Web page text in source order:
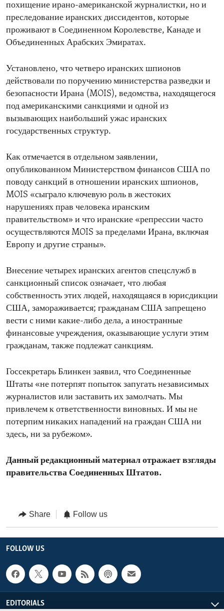
похищение ирано-американской журналистки, но и
преследование иранских диссидентов, которые
проживают в Соединенном Королевстве, Канаде и
Объединенных Арабских Эмиратах.
Установлено, что четверо иранских шпионов
действовали по поручению министерства разведки и
безопасности Ирана (MOIS), ведомства, находящегося
под американскими санкциями и одной из
вызывающих наибольший ужас иранских
государственных структур.
Как отмечается в отдельном заявлении,
опубликованном Министерством финансов США по
поводу санкций в отношении иранских шпионов,
MOIS «сыграло ключевую роль в жестоких
нарушениях прав человека иранским
правительством» и что иранские «репрессии часто
осуществляются MOIS за пределами Ирана, включая
Европу и другие страны».
Внесение четырех иранских агентов спецслужб в
санкционный список означает, что любая
собственность этих людей, находящаяся в юрисдикции
США, замораживается; гражданам США запрещено
вести с ними какие-либо дела, а иностранные
финансовые учреждения, оказывающие услуги этим
гражданам, также подлежат санкциям.
Госсекретарь Блинкен заявил, что Соединенные
Штаты «не потерпят попыток запугать независимых
журналистов или заставить их замолчать. Мы
привлечем к ответственности виновных. И мы не
потерпим никаких нападений на граждан США ни
здесь, ни за рубежом».
Данный редакционный материал отражает взгляды
правительства Соединенных Штатов.
Share Follow us
FOLLOW US
EDITORIALS